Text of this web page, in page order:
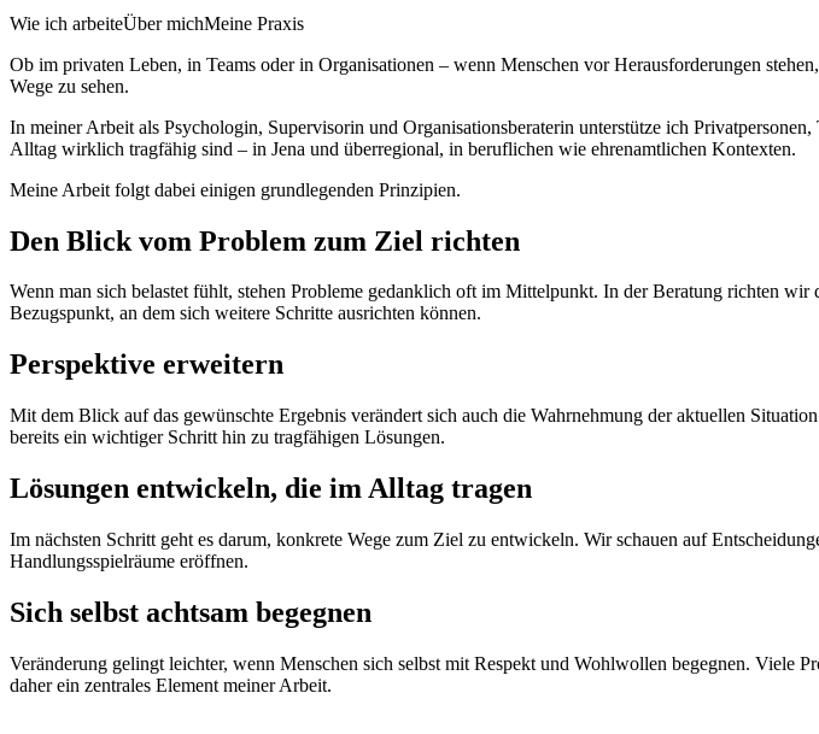
Wie ich arbeiteÜber michMeine Praxis
Ob im privaten Leben, in Teams oder in Organisationen – wenn Menschen vor Herausforderungen
Wege zu sehen.
In meiner Arbeit als Psychologin, Supervisorin und Organisationsberaterin unterstütze ich
Alltag wirklich tragfähig sind – in Jena und überregional, in beruflichen wie ehrenamtlichen Kontexten.
Meine Arbeit folgt dabei einigen grundlegenden Prinzipien.
Den Blick vom Problem zum Ziel richten
Wenn man sich belastet fühlt, stehen Probleme gedanklich oft im Mittelpunkt. In der Beratung richten
Bezugspunkt, an dem sich weitere Schritte ausrichten können.
Perspektive erweitern
Mit dem Blick auf das gewünschte Ergebnis verändert sich auch die Wahrnehmung der aktuellen
bereits ein wichtiger Schritt hin zu tragfähigen Lösungen.
Lösungen entwickeln, die im Alltag tragen
Im nächsten Schritt geht es darum, konkrete Wege zum Ziel zu entwickeln. Wir schauen auf
Handlungsspielräume eröffnen.
Sich selbst achtsam begegnen
Veränderung gelingt leichter, wenn Menschen sich selbst mit Respekt und Wohlwollen begegnen. Viele
daher ein zentrales Element meiner Arbeit.